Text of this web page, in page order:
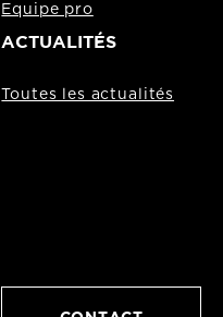
Equipe pro
ACTUALITÉS
Toutes les actualités